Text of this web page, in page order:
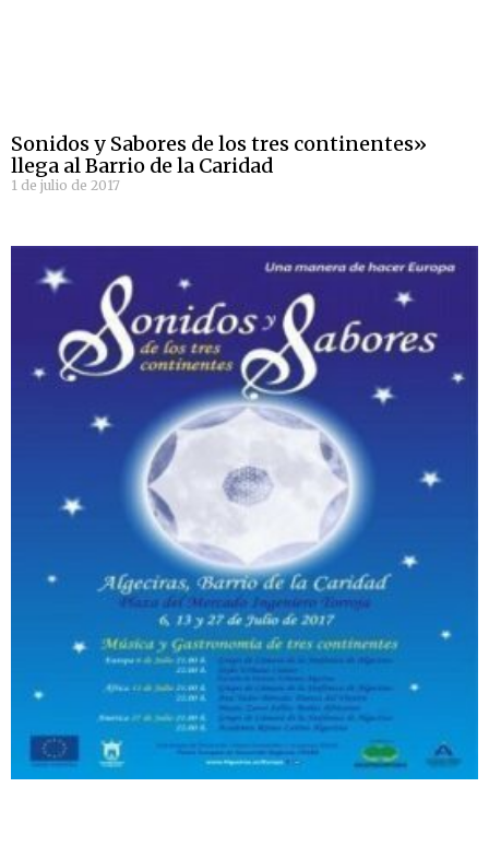
Sonidos y Sabores de los tres continentes»
llega al Barrio de la Caridad
1 de julio de 2017